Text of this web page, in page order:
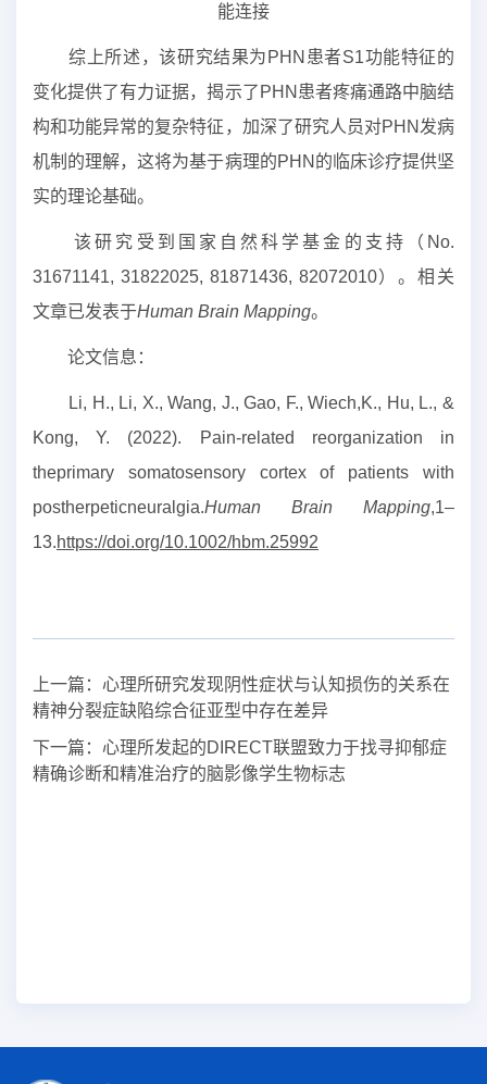
能连接
综上所述，该研究结果为PHN患者S1功能特征的
变化提供了有力证据，揭示了PHN患者疼痛通路中脑结
构和功能异常的复杂特征，加深了研究人员对PHN发病
机制的理解，这将为基于病理的PHN的临床诊疗提供坚
实的理论基础。
该研究受到国家自然科学基金的支持（No.
31671141, 31822025, 81871436, 82072010）。相关
文章已发表于Human Brain Mapping。
论文信息：
Li, H., Li, X., Wang, J., Gao, F., Wiech,K., Hu, L., &
Kong, Y. (2022). Pain-related reorganization in
theprimary somatosensory cortex of patients with
postherpeticneuralgia.Human Brain Mapping,1–
13.https://doi.org/10.1002/hbm.25992
上一篇： 心理所研究发现阴性症状与认知损伤的关系在
精神分裂症缺陷综合征亚型中存在差异
下一篇： 心理所发起的DIRECT联盟致力于找寻抑郁症
精确诊断和精准治疗的脑影像学生物标志